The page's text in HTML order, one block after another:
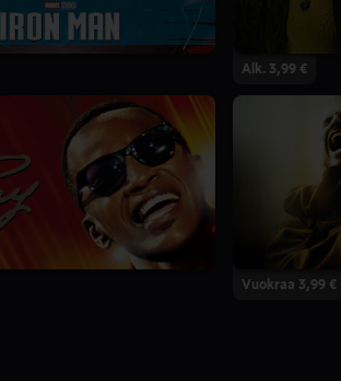
Alk. 3,99 €
Vuokraa 3,99 €